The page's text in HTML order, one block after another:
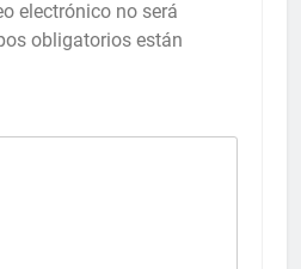
electrónico no será
obligatorios están